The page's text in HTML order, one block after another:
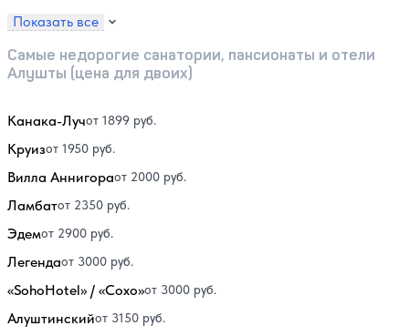
Показать все
Самые недорогие санатории, пансионаты и отели
Алушты (цена для двоих)
Канака-Лучот 1899 руб.
Круизот 1950 руб.
Вилла Аннигораот 2000 руб.
Ламбатот 2350 руб.
Эдемот 2900 руб.
Легендаот 3000 руб.
«SohoHotel» / «Сохо»от 3000 руб.
Алуштинскийот 3150 руб.